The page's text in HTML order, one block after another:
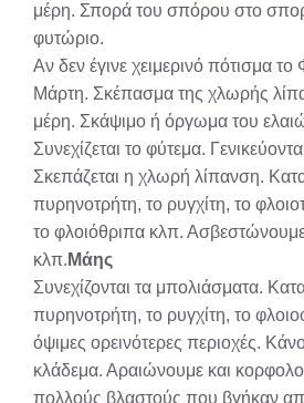
μέρη. Σπορά του σπόρου στο
φυτώριο.
Αν δεν έγινε χειμερινό πότισμα το
Μάρτη. Σκέπασμα της χλωρής
μέρη. Σκάψιμο ή όργωμα του
Συνεχίζεται το φύτεμα.
Σκεπάζεται η χλωρή λίπανση.
πυρηνοτρήτη, το ρυγχίτη, το
το φλοιόθριπα κλπ.
κλπ. Μάης
Συνεχίζονται τα μπολιάσματα.
πυρηνοτρήτη, το ρυγχίτη, το
όψιμες ορεινότερες περιοχές.
κλάδεμα. Αραιώνουμε και
πολλούς βλαστούς που βγήκαν